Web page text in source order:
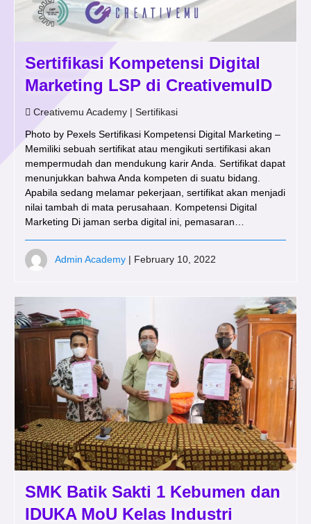
Sertifikasi Kompetensi Digital
Marketing LSP di CreativemuID
Creativemu Academy | Sertifikasi
Photo by Pexels Sertifikasi Kompetensi Digital Marketing –
Memiliki sebuah sertifikat atau mengikuti sertifikasi akan
mempermudah dan mendukung karir Anda. Sertifikat dapat
menunjukkan bahwa Anda kompeten di suatu bidang.
Apabila sedang melamar pekerjaan, sertifikat akan menjadi
nilai tambah di mata perusahaan. Kompetensi Digital
Marketing Di jaman serba digital ini, pemasaran…
Admin Academy | February 10, 2022
SMK Batik Sakti 1 Kebumen dan
IDUKA MoU Kelas Industri